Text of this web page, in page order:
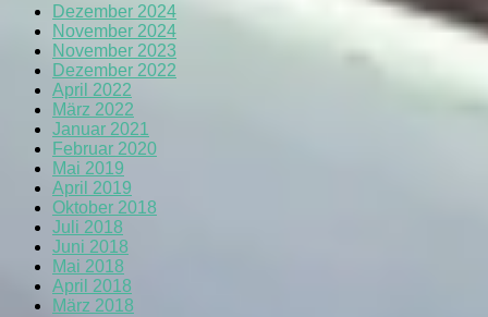
Dezember 2024
November 2024
November 2023
Dezember 2022
April 2022
März 2022
Januar 2021
Februar 2020
Mai 2019
April 2019
Oktober 2018
Juli 2018
Juni 2018
Mai 2018
April 2018
März 2018